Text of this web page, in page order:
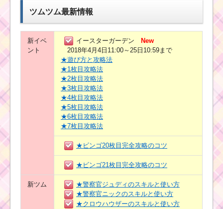
ツムツム最新情報
新イベ
ント
イースターガーデン New
2018年4月4日11:00～25日10:59まで
★遊び方と攻略法
★1枚目攻略法
★2枚目攻略法
★3枚目攻略法
★4枚目攻略法
★5枚目攻略法
★6枚目攻略法
★7枚目攻略法
★ビンゴ20枚目完全攻略のコツ
★ビンゴ21枚目完全攻略のコツ
新ツム
★警察官ジュディのスキルと使い方
★警察官ニックのスキルと使い方
★クロウハウザーのスキルと使い方